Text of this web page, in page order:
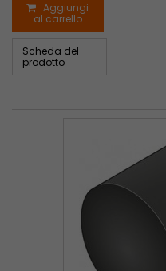
Aggiungi
al carrello
Scheda del
prodotto